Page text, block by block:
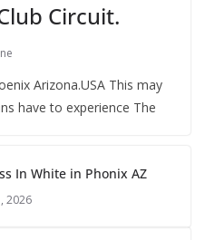
Circuit.
Arizona.USA This may
have to experience The
In White in Phonix AZ
2026